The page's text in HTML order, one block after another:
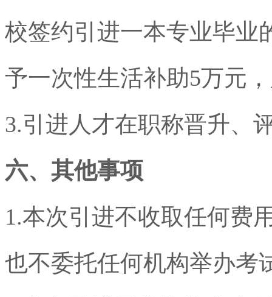
校签约引进一本专业毕业
予一次性生活补助5万元
3.引进人才在职称晋升、
六、其他事项
1.本次引进不收取任何费
也不委托任何机构举办考